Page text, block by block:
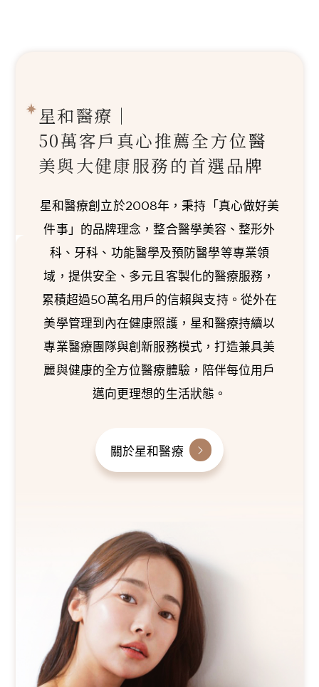
星和醫療｜
50萬客戶真心推薦全方位醫
美與大健康服務的首選品牌
星和醫療創立於2008年，秉持「真心做好美
件事」的品牌理念，整合醫學美容、整形外
科、牙科、功能醫學及預防醫學等專業領
域，提供安全、多元且客製化的醫療服務，
累積超過50萬名用戶的信賴與支持。從外在
美學管理到內在健康照護，星和醫療持續以
專業醫療團隊與創新服務模式，打造兼具美
麗與健康的全方位醫療體驗，陪伴每位用戶
邁向更理想的生活狀態。
關於星和醫療